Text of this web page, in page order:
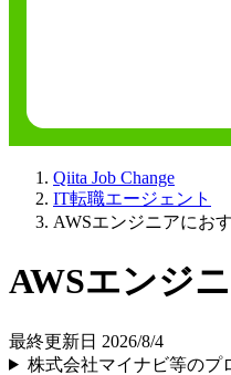
Qiita Job Change
IT転職エージェント
AWSエンジニアにお
AWSエンジ
最終更新日 2026/8/4
株式会社マイナビ等のプ